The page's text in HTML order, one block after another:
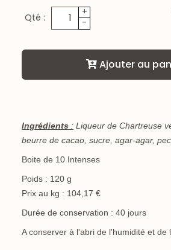
Qté :
+
-
Ajouter au
Ingrédients : Liqueur de Chartreuse
beurre de cacao, sucre, agar-agar,
Boite de 10 Intenses
Poids : 120 g
Prix au kg : 104,17 €
Durée de conservation : 40 jours
A conserver à l'abri de l'humidité et de